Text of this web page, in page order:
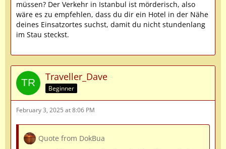
müssen? Der Verkehr in Istanbul ist mörderisch, also
wäre es zu empfehlen, dass du dir ein Hotel in der Nähe
deines Einsatzortes suchst, damit du nicht stundenlang
im Stau steckst.
Traveller_Dave
Beginner
February 3, 2025 at 8:06 PM
Quote from DokBua